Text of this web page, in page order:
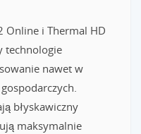
Online i Thermal HD
technologie
nawet w
błyskawiczny
maksymalnie